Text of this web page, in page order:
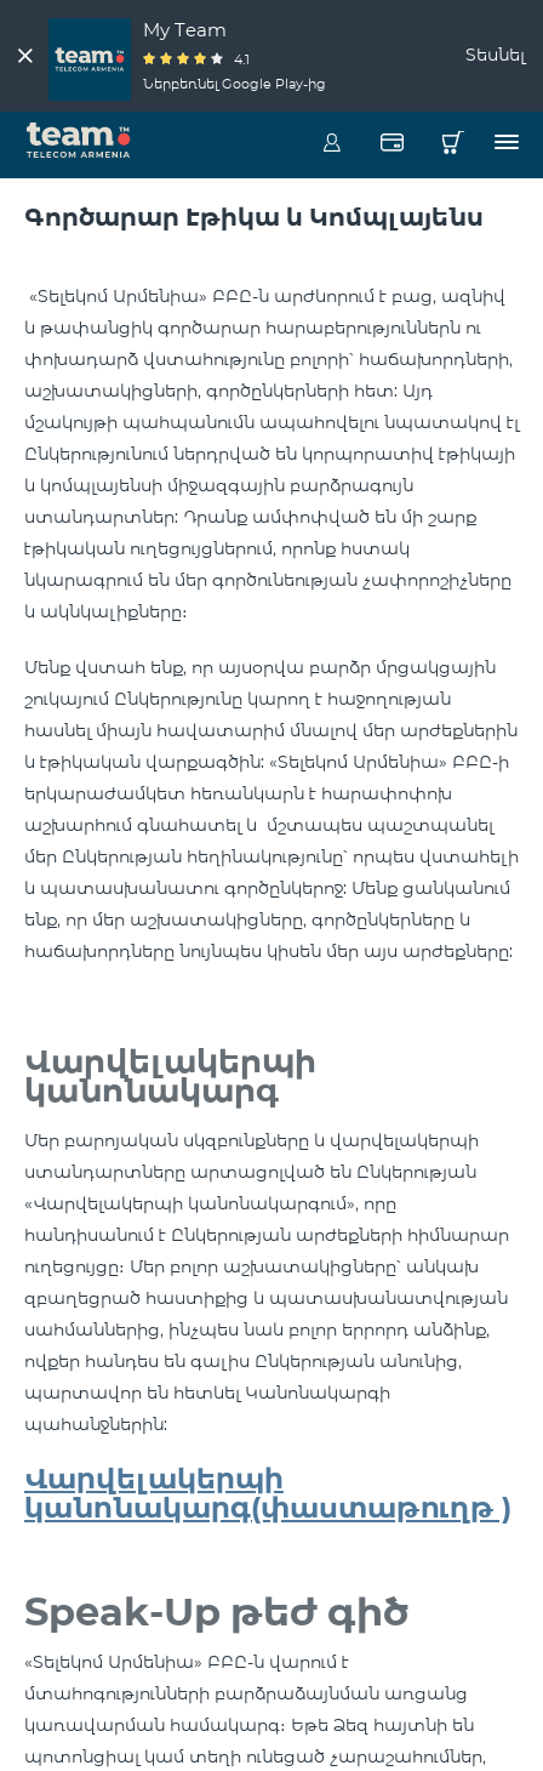
My Team
4.1
Ներբեռնել Google Play-ից
Տեսնել
Գործարար Էթիկա և Կոմպլայենս
«Տելեկոմ Արմենիա» ԲԲԸ-ն արժևորում է բաց, ազնիվ
և թափանցիկ գործարար հարաբերություններն ու
փոխադարձ վստահությունը բոլորի՝ հաճախորդների,
աշխատակիցների, գործընկերների հետ: Այդ
մշակույթի պահպանումն ապահովելու նպատակով էլ
Ընկերությունում ներդրված են կորպորատիվ էթիկայի
և կոմպլայենսի միջազգային բարձրագույն
ստանդարտներ: Դրանք ամփոփված են մի շարք
էթիկական ուղեցույցներում, որոնք հստակ
նկարագրում են մեր գործունեության չափորոշիչները
և ակնկալիքները։
Մենք վստահ ենք, որ այսօրվա բարձր մրցակցային
շուկայում Ընկերությունը կարող է հաջողության
հասնել միայն հավատարիմ մնալով մեր արժեքներին
և էթիկական վարքագծին: «Տելեկոմ Արմենիա» ԲԲԸ-ի
երկարաժամկետ հեռանկարն է հարափոփոխ
աշխարհում գնահատել և մշտապես պաշտպանել
մեր Ընկերության հեղինակությունը՝ որպես վստահելի
և պատասխանատու գործընկերոջ: Մենք ցանկանում
ենք, որ մեր աշխատակիցները, գործընկերները և
հաճախորդները նույնպես կիսեն մեր այս արժեքները:
Վարվելակերպի
կանոնակարգ
Մեր բարոյական սկզբունքները և վարվելակերպի
ստանդարտները արտացոլված են Ընկերության
«Վարվելակերպի կանոնակարգում», որը
հանդիսանում է Ընկերության արժեքների հիմնարար
ուղեցույցը։ Մեր բոլոր աշխատակիցները՝ անկախ
զբաղեցրած հաստիքից և պատասխանատվության
սահմաններից, ինչպես նաև բոլոր երրորդ անձինք,
ովքեր հանդես են գալիս Ընկերության անունից,
պարտավոր են հետևել Կանոնակարգի
պահանջներին:
Վարվելակերպի
կանոնակարգ(փաստաթուղթ )
Speak-Up թեժ գիծ
«Տելեկոմ Արմենիա» ԲԲԸ-ն վարում է
մտահոգությունների բարձրաձայնման առցանց
կառավարման համակարգ։ Եթե Ձեզ հայտնի են
պոտոնցիալ կամ տեղի ունեցած չարաշահումներ,